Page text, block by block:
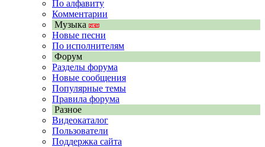
По алфавиту
Комментарии
Музыка
Новые песни
По исполнителям
Форум
Разделы форума
Новые сообщения
Популярные темы
Правила форума
Разное
Видеокаталог
Пользователи
Поддержка сайта